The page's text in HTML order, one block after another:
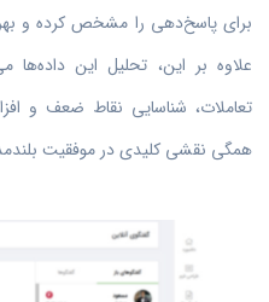
برای پاسخ‌دهی را مشخص کرده و
علاوه بر این، تحلیل این داده‌ها
تعاملات، شناسایی نقاط ضعف و
همگی نقشی کلیدی در موفقیت